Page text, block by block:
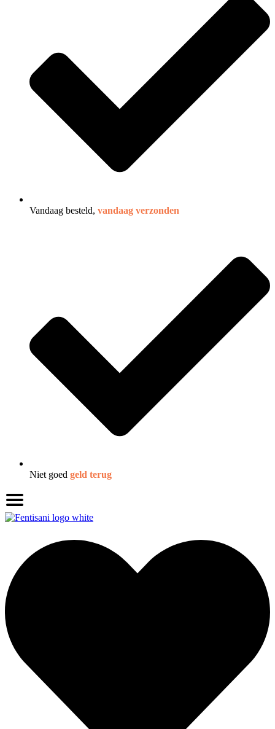
Vandaag besteld, vandaag verzonden
Niet goed geld terug